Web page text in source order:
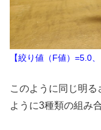
【絞り値（F値）=5.0
このように同じ明
ように3種類の組み